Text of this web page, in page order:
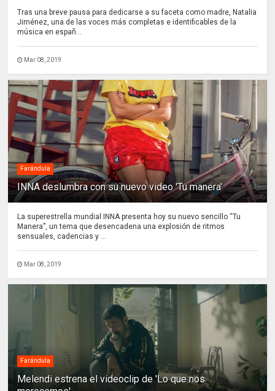
Tras una breve pausa para dedicarse a su faceta como madre, Natalia
Jiménez, una de las voces más completas e identificables de la
música en españ...
Mar 08, 2019
Farándula
INNA deslumbra con su nuevo video 'Tu manera'
La superestrella mundial INNA presenta hoy su nuevo sencillo “Tu
Manera”, un tema que desencadena una explosión de ritmos
sensuales, cadencias y ...
Mar 08, 2019
Farándula
Melendi estrena el videoclip de 'Lo que nos